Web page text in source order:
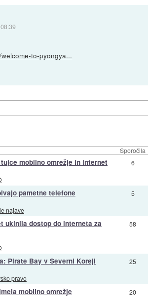
to-pyongya...
Sporočila
mobilno omrežje in internet 6
pametne telefone
najave
5
ukinila dostop do interneta za 58
Pirate Bay v Severni Koreji
pravo
25
mobilno omrežje 20